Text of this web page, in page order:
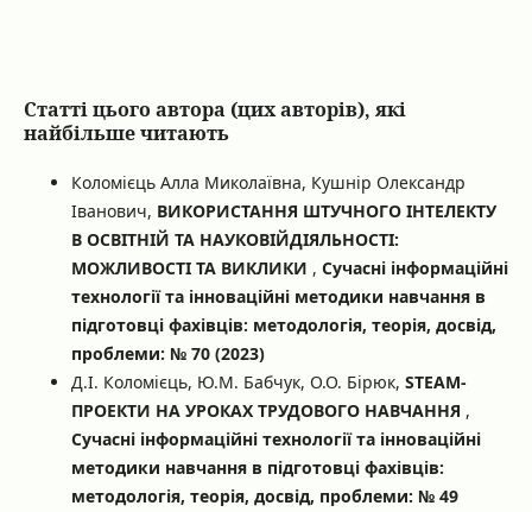
Статті цього автора (цих авторів), які
найбільше читають
Коломієць Алла Миколаївна, Кушнір Олександр
Іванович, ВИКОРИСТАННЯ ШТУЧНОГО ІНТЕЛЕКТУ
В ОСВІТНІЙ ТА НАУКОВІЙДІЯЛЬНОСТІ:
МОЖЛИВОСТІ ТА ВИКЛИКИ , Сучасні інформаційні
технології та інноваційні методики навчання в
підготовці фахівців: методологія, теорія, досвід,
проблеми: № 70 (2023)
Д.І. Коломієць, Ю.М. Бабчук, О.О. Бірюк, STEAM-
ПРОЕКТИ НА УРОКАХ ТРУДОВОГО НАВЧАННЯ ,
Сучасні інформаційні технології та інноваційні
методики навчання в підготовці фахівців:
методологія, теорія, досвід, проблеми: № 49